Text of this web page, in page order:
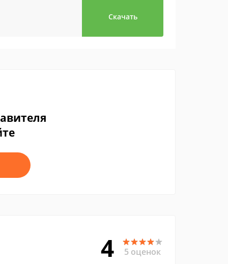
Скачать
4 5 оценок